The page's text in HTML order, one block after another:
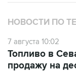
НОВОСТИ ПО
7 августа 10:02
Топливо в
продажу на